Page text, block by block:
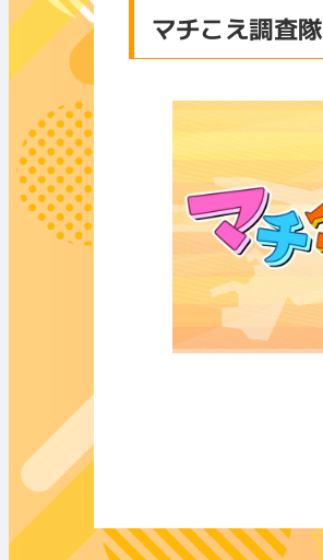
マチこえ調査隊